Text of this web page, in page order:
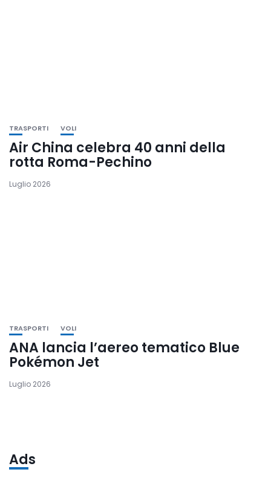
TRASPORTI VOLI
Air China celebra 40 anni della
rotta Roma-Pechino
Luglio 2026
TRASPORTI VOLI
ANA lancia l’aereo tematico Blue
Pokémon Jet
Luglio 2026
Ads